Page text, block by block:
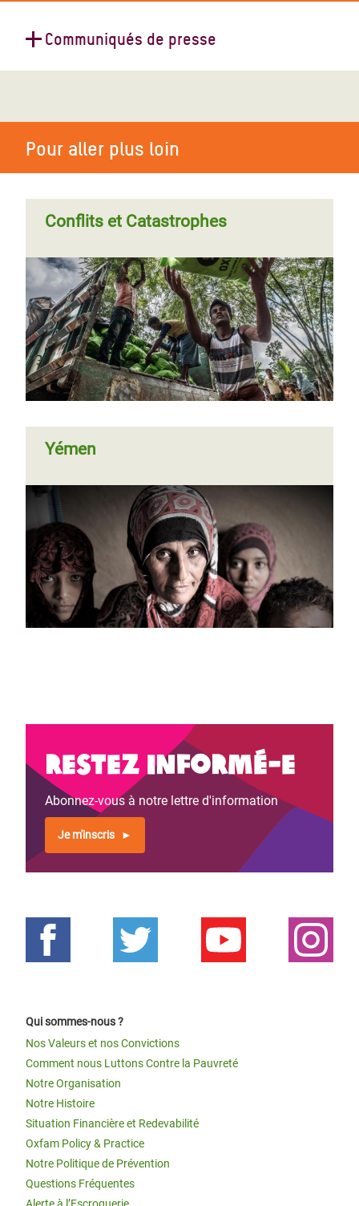
Communiqués de presse
Pour aller plus loin
Conflits et Catastrophes
Yémen
Restez informé-e
Abonnez-vous à notre lettre d'information
Je m'inscris
Qui sommes-nous ?
Nos Valeurs et nos Convictions
Comment nous Luttons Contre la Pauvreté
Notre Organisation
Notre Histoire
Situation Financière et Redevabilité
Oxfam Policy & Practice
Notre Politique de Prévention
Questions Fréquentes